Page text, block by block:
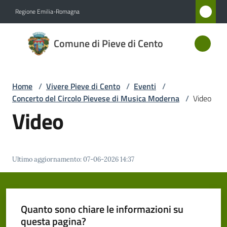
Regione Emilia-Romagna
Comune di Pieve di Cento
Comune
di Pieve
Servizi
Vivere
Pieve
Home / Vivere Pieve di Cento / Eventi /
Concerto del Circolo Pievese di Musica Moderna / Video
Video
Ultimo aggiornamento:07-06-2026 14:37
Quanto sono chiare le informazioni su
questa pagina?